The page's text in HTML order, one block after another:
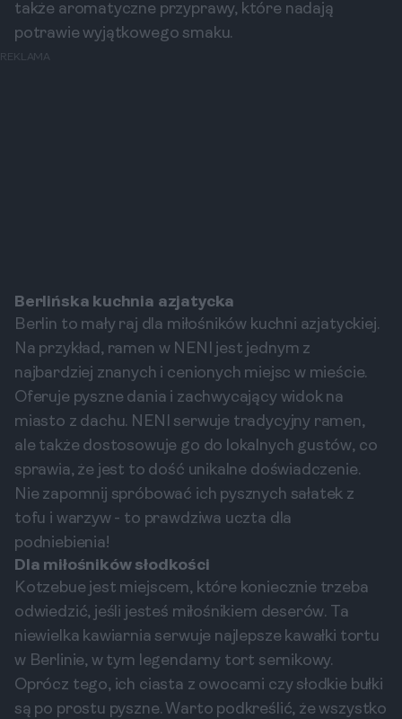
także aromatyczne przyprawy, które nadają
potrawie wyjątkowego smaku.
REKLAMA
Berlińska kuchnia azjatycka
Berlin to mały raj dla miłośników kuchni azjatyckiej.
Na przykład, ramen w NENI jest jednym z
najbardziej znanych i cenionych miejsc w mieście.
Oferuje pyszne dania i zachwycający widok na
miasto z dachu. NENI serwuje tradycyjny ramen,
ale także dostosowuje go do lokalnych gustów, co
sprawia, że jest to dość unikalne doświadczenie.
Nie zapomnij spróbować ich pysznych sałatek z
tofu i warzyw - to prawdziwa uczta dla
podniebienia!
Dla miłośników słodkości
Kotzebue jest miejscem, które koniecznie trzeba
odwiedzić, jeśli jesteś miłośnikiem deserów. Ta
niewielka kawiarnia serwuje najlepsze kawałki tortu
w Berlinie, w tym legendarny tort sernikowy.
Oprócz tego, ich ciasta z owocami czy słodkie bułki
są po prostu pyszne. Warto podkreślić, że wszystko